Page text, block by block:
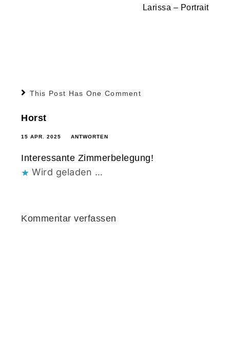
Larissa – Portrait
This Post Has One Comment
Horst
15 APR. 2025 ANTWORTEN
Interessante Zimmerbelegung!
Wird geladen …
Kommentar verfassen